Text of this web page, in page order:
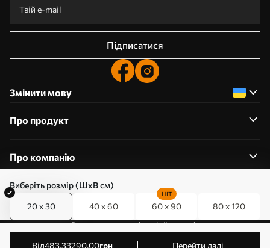
Виберіть розмір (ШхВ см)
20 x 30 40 x 60 60 x 90
HIT
80 x 120
від483.33290.00грн Перейти далі
Підписатися
Змінити мову
Про продукт
Про компанію
0800357223
Редагування дозволів на файли cookie
© 2011-2026 Art-holst. Усі права захищені. Власник: